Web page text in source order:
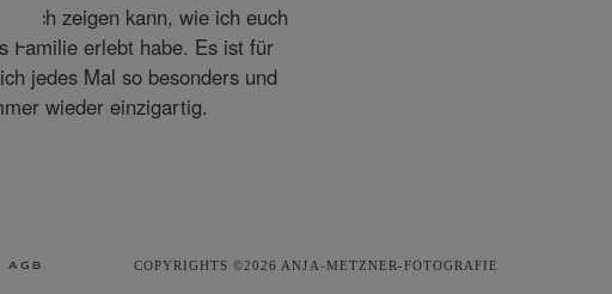
AGB COPYRIGHTS ©2026 ANJA-METZNER-FOTOGRAFIE